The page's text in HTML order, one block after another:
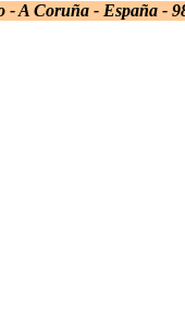
A Coruña - España -